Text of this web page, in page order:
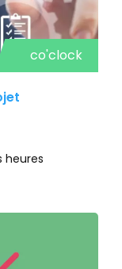
co'clock
heures